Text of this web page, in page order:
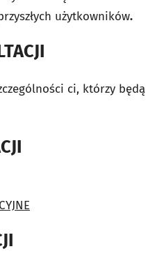
użytkowników.
ci, którzy będą